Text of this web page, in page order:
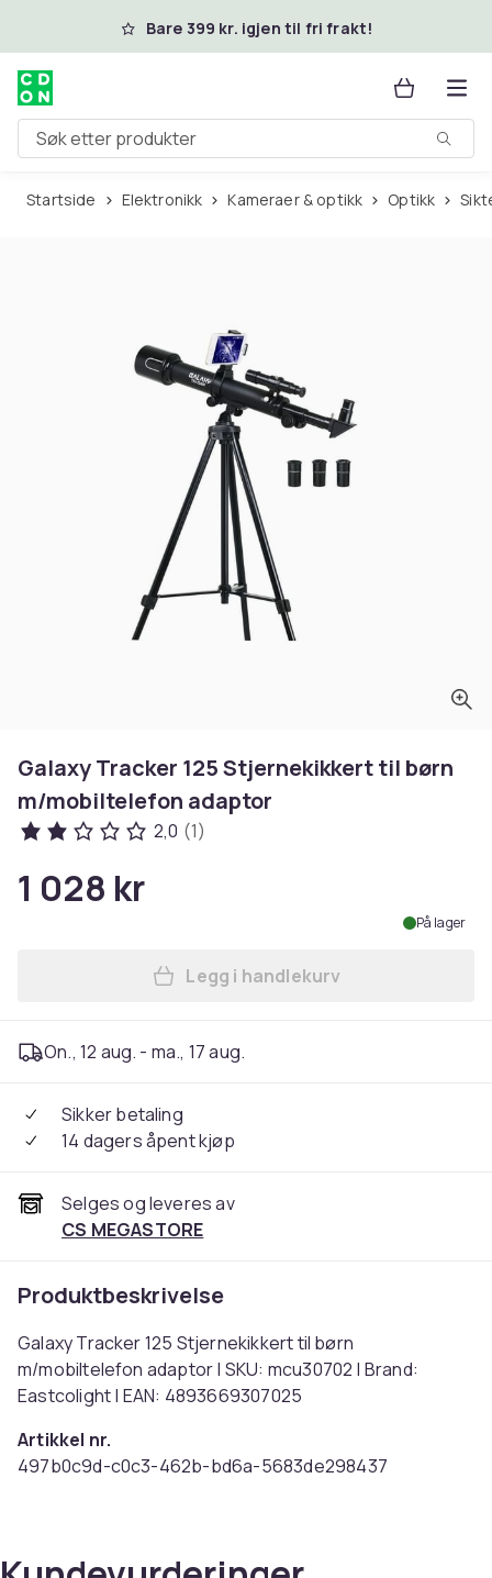
Hopp til hovedinnholdBare 399 kr. igjen til fri frakt!
Søk etter produkter
Startside Elektronikk Kameraer & optikk Optikk
Galaxy Tracker 125 Stjernekikkert til børn
m/mobiltelefon adaptor
2,0 (1)
1 028 kr
På lager
Legg Galaxy Tracker 125
Legg i handlekurv
On., 12 aug. - ma., 17 aug.
Sikker betaling
14 dagers åpent kjøp
Selges og leveres av
CS MEGASTORE
Produktbeskrivelse
Galaxy Tracker 125 Stjernekikkert til børn
m/mobiltelefon adaptor | SKU: mcu30702 | Brand:
Eastcolight | EAN: 4893669307025
Artikkel nr.
497b0c9d-c0c3-462b-bd6a-5683de298437